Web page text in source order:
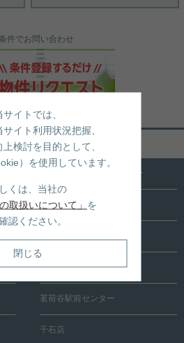
件でお問い合わせ
ジトップへ戻る
売買も賃貸も全店で承ります
根津店
後楽園店
茗荷谷駅前センター
千石店
サイトでは、
イト利用状況把握、
検討を目的として、
）を使用しています。
くは、当社の
取扱いについて」 を
認ください。
閉じる